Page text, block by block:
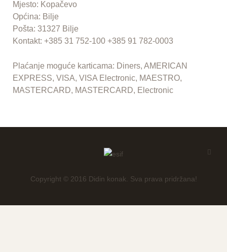
Mjesto: Kopačevo
Općina: Bilje
Pošta: 31327 Bilje
Kontakt: +385 31 752-100 +385 91 782-0003
Plaćanje moguće karticama: Diners, AMERICAN
EXPRESS, VISA, VISA Electronic, MAESTRO,
MASTERCARD, MASTERCARD, Electronic
Copyright © 2016 Didin konak. Sva prava pridržana!